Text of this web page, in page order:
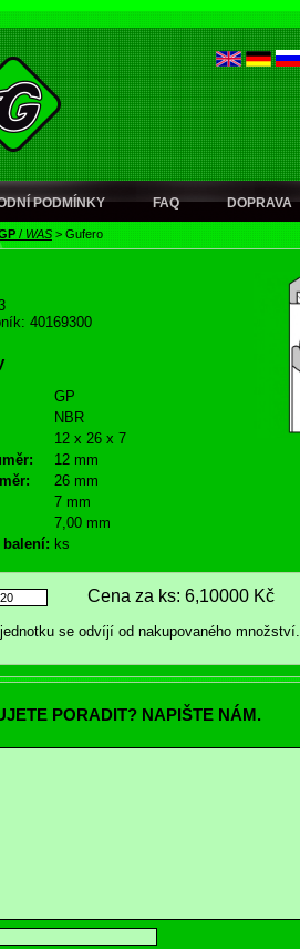
PODMÍNKY FAQ DOPRAVA
/ WAS > Gufero
40169300
GP
NBR
12 x 26 x 7
12 mm
26 mm
7 mm
7,00 mm
balení: ks
Cena za ks: 6,10000 Kč
se odvíjí od nakupovaného množství.
PORADIT? NAPIŠTE NÁM.